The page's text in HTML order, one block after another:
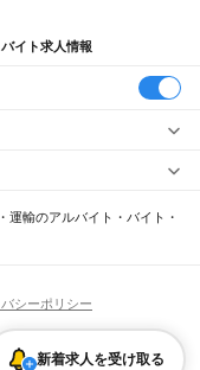
イト求人情報
我孫子市鴨川市鎌ケ谷市
西市白井市富里市南房総市
香取郡山武郡 長生郡夷隅郡
津田沼駅
幕張駅
（BAR）・バーテンダー
ージャー）
自由
・外国人活躍中
1人仕事
運輸のアルバイト・バイト・
新着求人を受け取る
シーポリシー